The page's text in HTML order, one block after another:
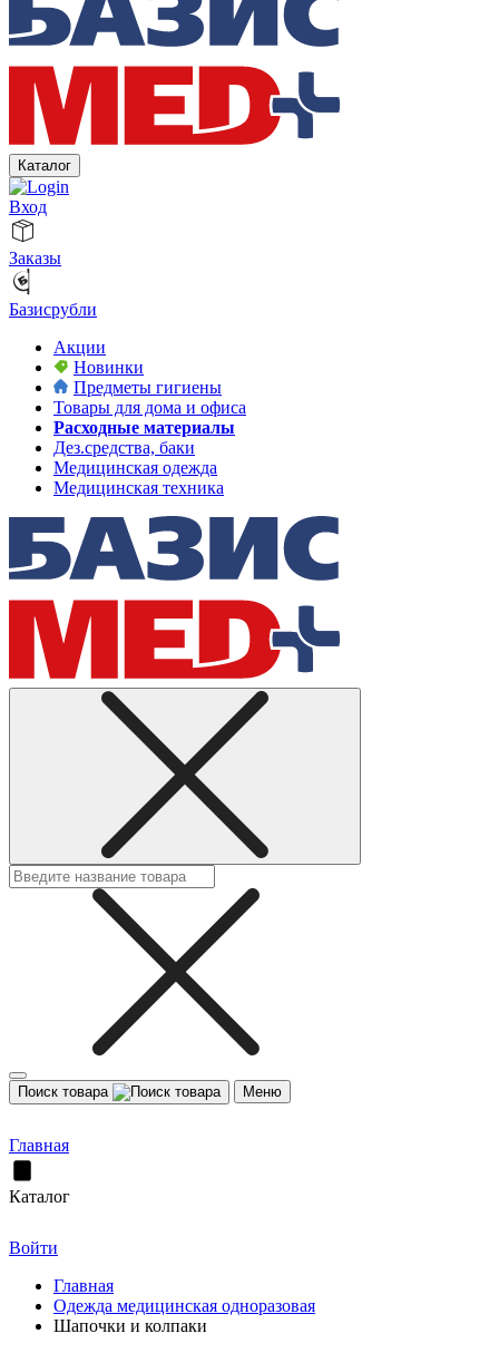
Каталог
Вход
Заказы
Базисрубли
Акции
Новинки
Предметы гигиены
Товары для дома и офиса
Расходные материалы
Дез.средства, баки
Медицинская одежда
Медицинская техника
Поиск товара Меню
Главная
Каталог
Войти
Главная
Одежда медицинская одноразовая
Шапочки и колпаки